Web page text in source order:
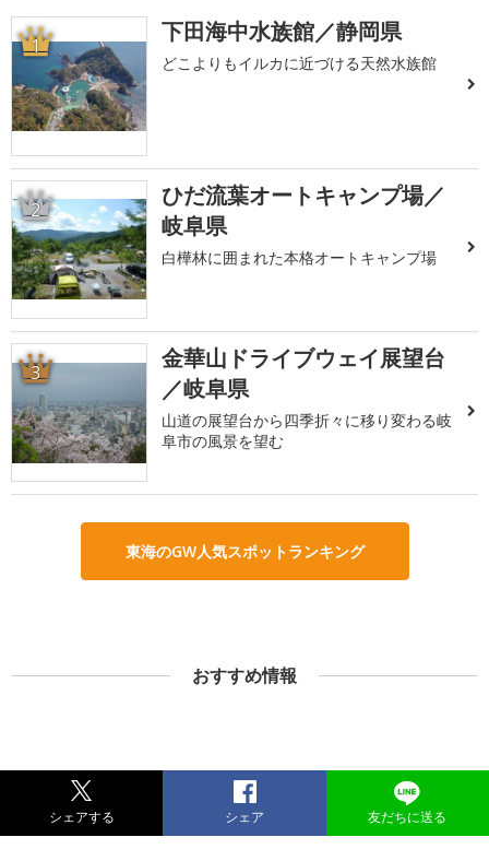
1 下田海中水族館／静岡県
どこよりもイルカに近づける天然水族館
2
ひだ流葉オートキャンプ場／
岐阜県
白樺林に囲まれた本格オートキャンプ場
3
金華山ドライブウェイ展望台
／岐阜県
山道の展望台から四季折々に移り変わる岐
阜市の風景を望む
東海のGW人気スポットランキング
おすすめ情報
シェアする シェア 友だちに送る